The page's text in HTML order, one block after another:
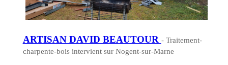
ARTISAN DAVID BEAUTOUR - Traitement-
charpente-bois intervient sur Nogent-sur-Marne